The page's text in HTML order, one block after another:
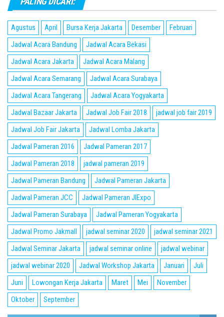
Agustus April Bursa Kerja Jakarta Desember
Februari
Jadwal Acara Bandung
Jadwal Acara Bekasi
Jadwal Acara Jakarta
Jadwal Acara Malang
Jadwal Acara Semarang
Jadwal Acara Surabaya
Jadwal Acara Tangerang
Jadwal Acara Yogyakarta
Jadwal Bazaar Jakarta
Jadwal Job Fair 2018
jadwal job fair 2019
Jadwal Job Fair Jakarta
Jadwal Lomba Jakarta
Jadwal Pameran 2016
Jadwal Pameran 2017
Jadwal Pameran 2018
jadwal pameran 2019
Jadwal Pameran Bandung
Jadwal Pameran Jakarta
Jadwal Pameran JCC
Jadwal Pameran JIExpo
Jadwal Pameran Surabaya
Jadwal Pameran Yogyakarta
Jadwal Promo Jakmall
jadwal seminar 2020
jadwal seminar 2021
Jadwal Seminar Jakarta
jadwal seminar online
jadwal webinar
jadwal webinar 2020
Jadwal Workshop Jakarta Januari
Juli
Juni
Lowongan Kerja Jakarta Maret Mei
November
Oktober
September